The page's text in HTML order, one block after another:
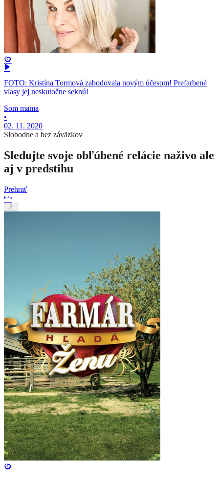
FOTO: Kristína Tormová zabodovala novým účesom! Prefarbené
vlasy jej neskutočne seknú!
Som mama
•
02. 11. 2020
Slobodne a bez záväzkov
Sledujte svoje obľúbené relácie naživo ale
aj v predstihu
Prehrať